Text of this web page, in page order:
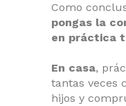
Como
pongas la
en práctica
En casa,
tantas veces
hijos y